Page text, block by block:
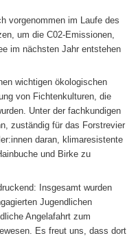
vorgenommen im Laufe des
um die C02-Emissionen,
im nächsten Jahr entstehen
wichtigen ökologischen
von Fichtenkulturen, die
Unter der fachkundigen
zuständig für das Forstrevier
daran, klimaresistente
und Birke zu
Insgesamt wurden
Jugendlichen
Angelafahrt zum
Es freut uns, dass dort